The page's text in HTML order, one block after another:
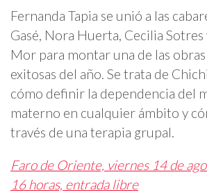
Fernanda Tapia se unió a las
Gasé, Nora Huerta, Cecilia Sotres
Mor para montar una de las
exitosas del año. Se trata de
cómo definir la dependencia del
materno en cualquier ámbito y
través de una terapia grupal.
Faro de Oriente, viernes 14 de
16 horas, entrada libre